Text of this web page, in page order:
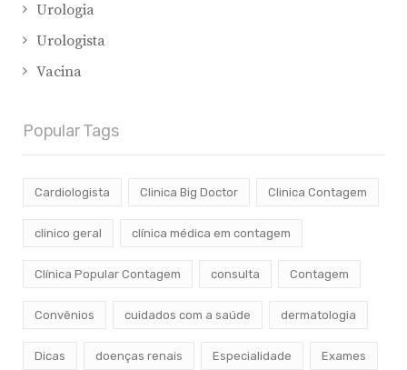
Urologia
Urologista
Vacina
Popular Tags
Cardiologista Clinica Big Doctor Clinica Contagem
clinico geral clínica médica em contagem
Clínica Popular Contagem consulta Contagem
Convênios cuidados com a saúde dermatologia
Dicas doenças renais Especialidade Exames